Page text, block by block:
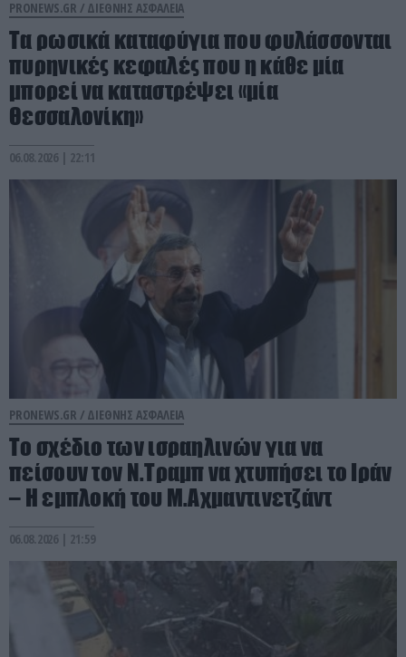
PRONEWS.GR / ΔΙΕΘΝΗΣ ΑΣΦΑΛΕΙΑ
Τα ρωσικά καταφύγια που φυλάσσονται
πυρηνικές κεφαλές που η κάθε μία
μπορεί να καταστρέψει «μία
Θεσσαλονίκη»
06.08.2026 | 22:11
PRONEWS.GR / ΔΙΕΘΝΗΣ ΑΣΦΑΛΕΙΑ
Το σχέδιο των ισραηλινών για να
πείσουν τον Ν.Τραμπ να χτυπήσει το Ιράν
– Η εμπλοκή του Μ.Αχμαντινετζάντ
06.08.2026 | 21:59